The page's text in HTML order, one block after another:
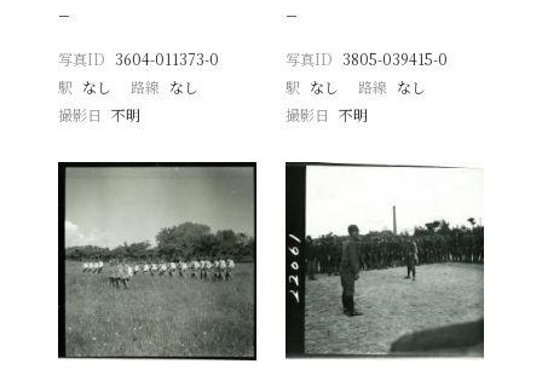
−
写真ID 3604-011373-0
駅 なし 路線 なし
撮影日
不明
−
写真ID 3805-039415-0
駅 なし 路線 なし
撮影日 不明